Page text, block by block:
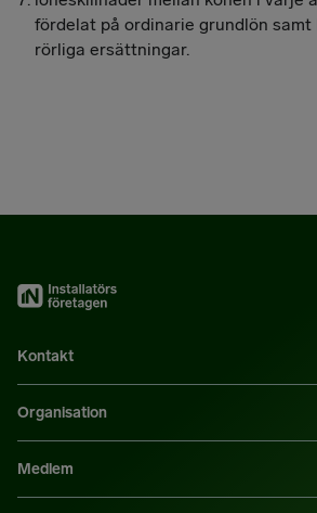
fördelat på ordinarie grundlön
rörliga ersättningar.
Kontakt
Organisation
Medlem